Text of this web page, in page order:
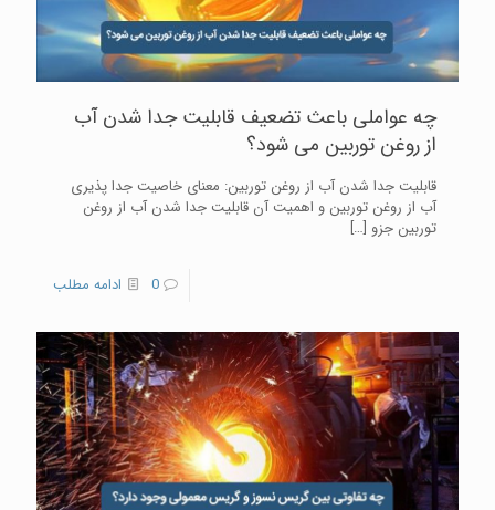
چه عواملی باعث تضعیف قابلیت جدا شدن آب
از روغن توربین می شود؟
قابلیت جدا شدن آب از روغن توربین: معنای خاصیت جدا پذیری
آب از روغن توربین و اهمیت آن قابلیت جدا شدن آب از روغن
توربین جزو […]
0 ادامه مطلب